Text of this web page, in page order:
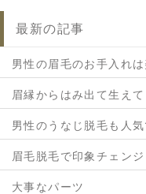
最新の記事
男性の眉毛のお手入れ
眉縁からはみ出て生え
男性のうなじ脱毛も人気
眉毛脱毛で印象チェンジ
大事なパーツ